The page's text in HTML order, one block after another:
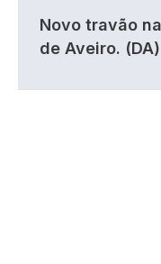
Novo travão
de Aveiro. (DA)